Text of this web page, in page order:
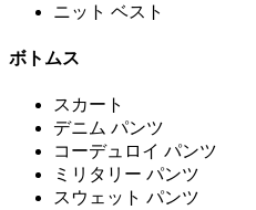
ニット ベスト
ボトムス
スカート
デニム パンツ
コーデュロイ パンツ
ミリタリー パンツ
スウェット パンツ